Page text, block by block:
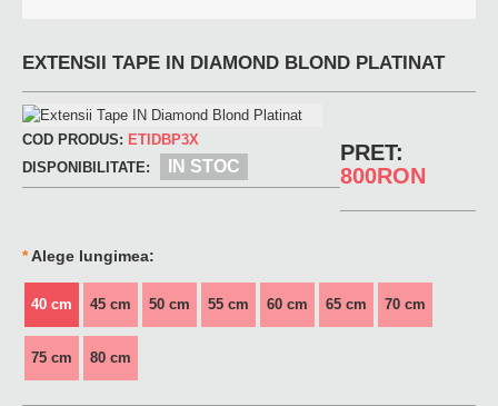
EXTENSII TAPE IN DIAMOND BLOND PLATINAT
COD PRODUS: ETIDBP3X
DISPONIBILITATE:
IN STOC
PRET:
800RON
*Alege lungimea:
40 cm 45 cm 50 cm 55 cm 60 cm 65 cm 70 cm
75 cm 80 cm